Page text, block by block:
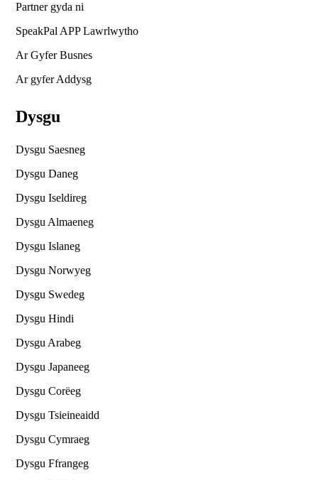
Partner gyda ni
SpeakPal APP Lawrlwytho
Ar Gyfer Busnes
Ar gyfer Addysg
Dysgu
Dysgu Saesneg
Dysgu Daneg
Dysgu Iseldireg
Dysgu Almaeneg
Dysgu Islaneg
Dysgu Norwyeg
Dysgu Swedeg
Dysgu Hindi
Dysgu Arabeg
Dysgu Japaneeg
Dysgu Corëeg
Dysgu Tsieineaidd
Dysgu Cymraeg
Dysgu Ffrangeg